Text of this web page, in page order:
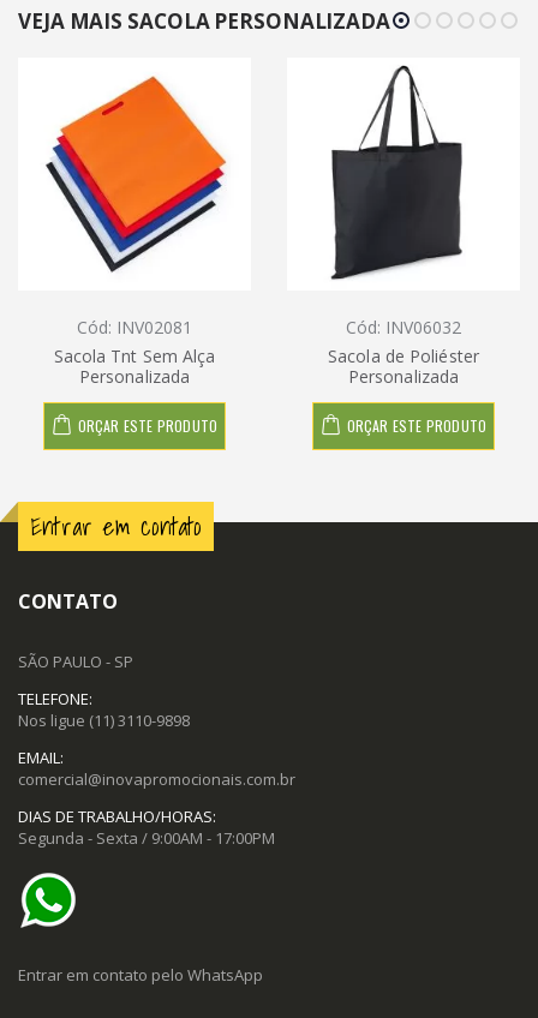
VEJA MAIS SACOLA PERSONALIZADA
Cód: INV02081
Sacola Tnt Sem Alça
Personalizada
ORÇAR ESTE PRODUTO
Cód: INV06032
Sacola de Poliéster
Personalizada
ORÇAR ESTE PRODUTO
Entrar em contato
CONTATO
SÃO PAULO - SP
TELEFONE:
Nos ligue (11) 3110-9898
EMAIL:
comercial@inovapromocionais.com.br
DIAS DE TRABALHO/HORAS:
Segunda - Sexta / 9:00AM - 17:00PM
Entrar em contato pelo WhatsApp